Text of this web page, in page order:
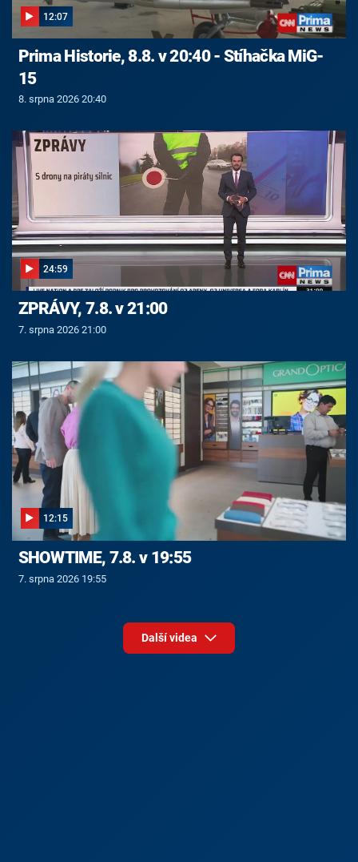
12:07
Prima Historie, 8.8. v 20:40 - Stíhačka MiG-
15
8. srpna 2026 20:40
24:59
ZPRÁVY, 7.8. v 21:00
7. srpna 2026 21:00
12:15
SHOWTIME, 7.8. v 19:55
7. srpna 2026 19:55
Další videa